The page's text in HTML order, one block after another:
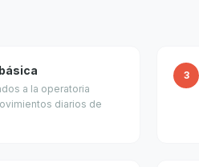
a la operatoria
diarios de
3